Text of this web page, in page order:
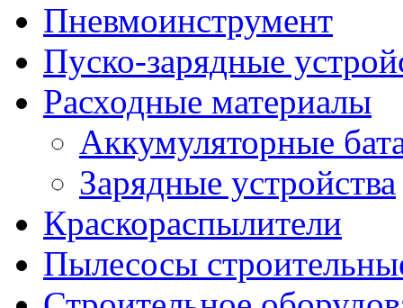
Пневмоинструмент
Пуско-зарядные
Расходные материалы
Аккумуляторные
Зарядные устройства
Краскораспылители
Пылесосы